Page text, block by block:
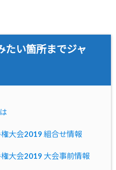
たい箇所までジャ
大会2019 組合せ情報
大会2019 大会事前情報